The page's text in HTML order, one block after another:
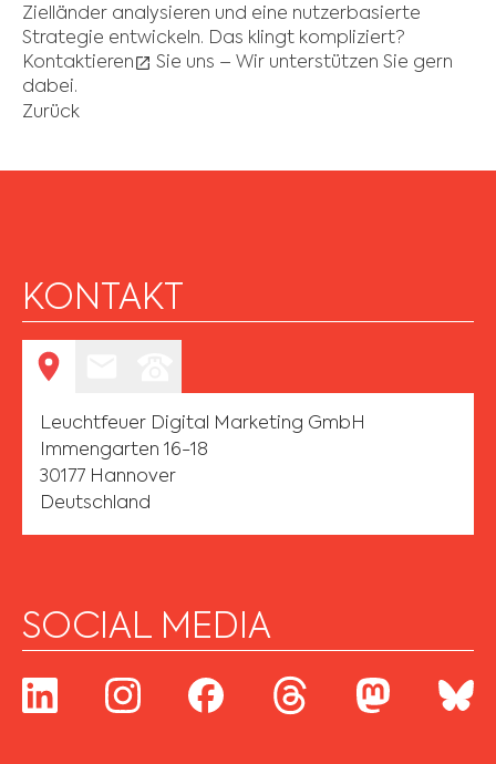
Zielländer analysieren und eine nutzerbasierte
Strategie entwickeln. Das klingt kompliziert?
Kontaktieren
Sie uns – Wir unterstützen Sie gern
dabei.
Zurück
KONTAKT
Leuchtfeuer Digital Marketing GmbH
Immengarten 16-18
30177 Hannover
Deutschland
SOCIAL MEDIA